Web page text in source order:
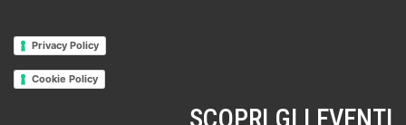
Privacy Policy
Cookie Policy